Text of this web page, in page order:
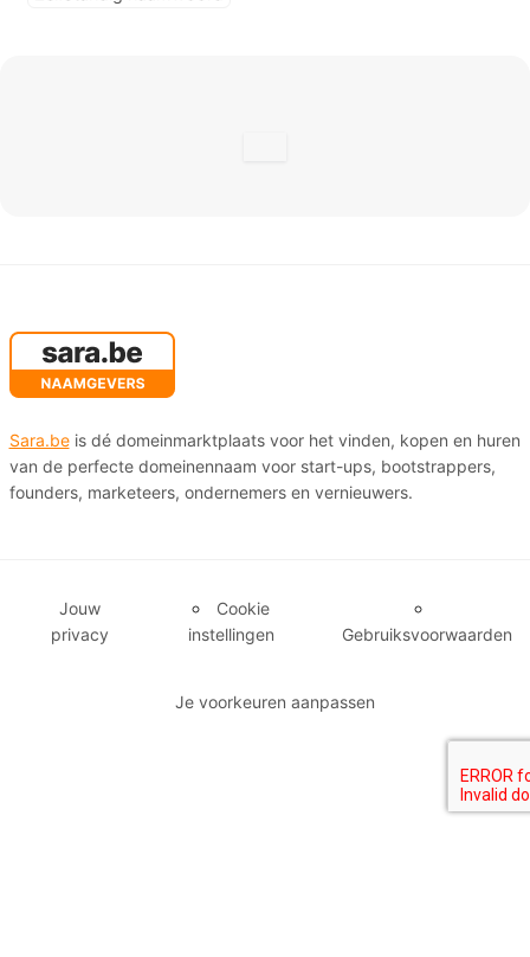
Sara.beis dé domeinmarktplaats voor het vinden, kopen en huren
van de perfecte domeinennaam voor start-ups, bootstrappers,
founders, marketeers, ondernemers en vernieuwers.
Jouw
privacy
Cookie
instellingen
Gebruiksvoorwaarden
Je voorkeuren aanpassen